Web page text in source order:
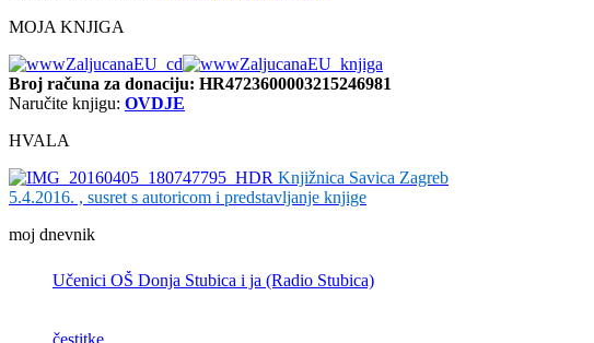
MOJA KNJIGA
Broj računa za donaciju: HR4723600003215246981
Naručite knjigu: OVDJE
HVALA
Knjižnica Savica Zagreb
5.4.2016. , susret s autoricom i predstavljanje knjige
moj dnevnik
Učenici OŠ Donja Stubica i ja (Radio Stubica)
čestitke